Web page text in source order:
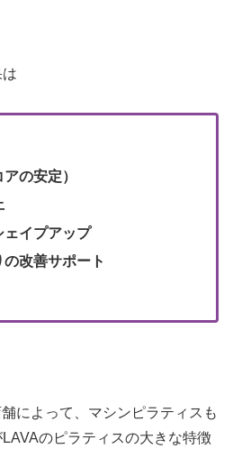
の安定）
ェイプアップ
改善サポート
によって、マシンピラティスも
のピラティスの大きな特徴